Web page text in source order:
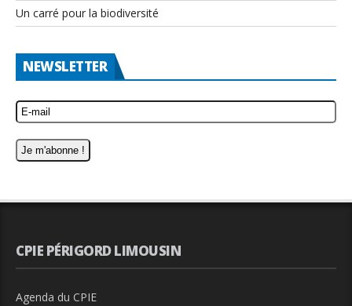
Un carré pour la biodiversité
NEWSLETTER
CPIE PÉRIGORD LIMOUSIN
Agenda du CPIE